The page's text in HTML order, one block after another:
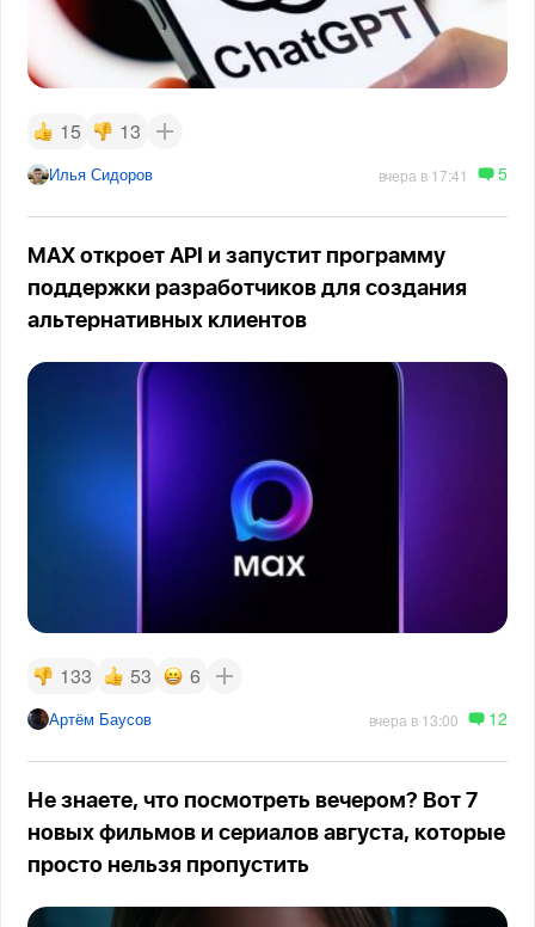
15 13
Илья Сидоров вчера в 17:41 5
MAX откроет API и запустит программу
поддержки разработчиков для создания
альтернативных клиентов
133 53 6
Артём Баусов вчера в 13:00 12
Не знаете, что посмотреть вечером? Вот 7
новых фильмов и сериалов августа, которые
просто нельзя пропустить